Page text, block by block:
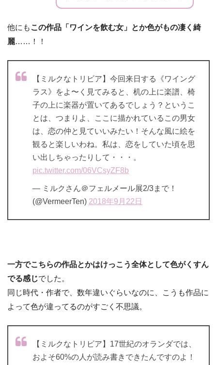
他にも この作品「ワインを飲む女」とか色がもの凄く綺
麗……！！
【ミルクなトリビア】今回来日する《ワイング
ラス》をよ〜く見てみると、机の上に楽譜、椅
子の上に楽器が置いてあるでしょう？というこ
とは、つまりよ、ここに描かれているこの男女
は、恋の仲と見ていいみたい！そんな風に絵を
観ると楽しいわね。私は、恋をしていた頃を思
い出しちゃったりして・・・。
pic.twitter.com/06VCsyZF8b
— ミルクさん＠フェルメール展2/3まで！
(@VermeerTen) 2018年9 月 22 日
一方でこちらの作品とかはけっこう全体として色がくすん
でる感じでした。
同じ時代・作者で、数年違いぐらいなのに、こうも作品に
よって色が違ってるのがすごく不思議。
【ミルクなトリビア】17世紀のオランダでは、
およそ60%の人が読み書きできたんですのよ！